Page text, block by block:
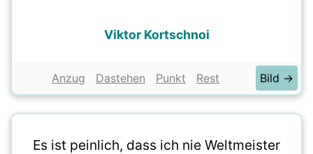
Viktor Kortschnoi
Anzug Dastehen Punkt Rest Bild →
Es ist peinlich, dass ich nie Weltmeister